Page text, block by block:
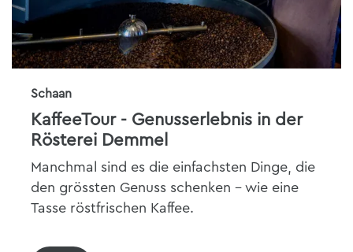
Schaan
KaffeeTour - Genusserlebnis in der
Rösterei Demmel
Manchmal sind es die einfachsten Dinge, die
den grössten Genuss schenken – wie eine
Tasse röstfrischen Kaffee.